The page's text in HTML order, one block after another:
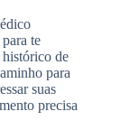
te
histórico de
para
suas
precisa